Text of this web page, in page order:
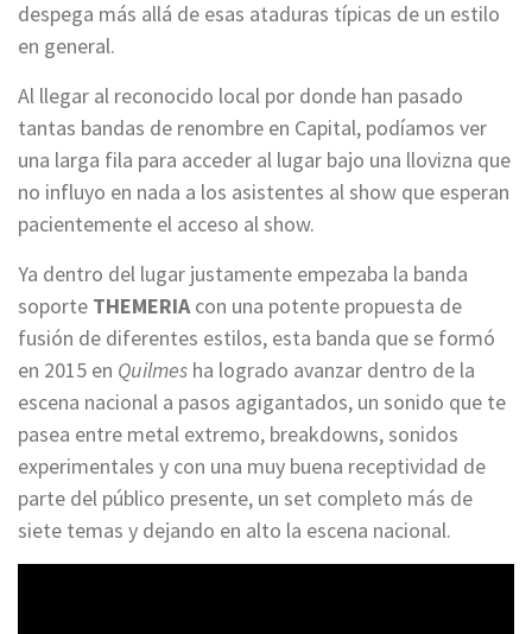
despega más allá de esas ataduras típicas de un estilo
en general.
Al llegar al reconocido local por donde han pasado
tantas bandas de renombre en Capital, podíamos ver
una larga fila para acceder al lugar bajo una llovizna que
no influyo en nada a los asistentes al show que esperan
pacientemente el acceso al show.
Ya dentro del lugar justamente empezaba la banda
soporte THEMERIAcon una potente propuesta de
fusión de diferentes estilos, esta banda que se formó
en 2015 en Quilmes ha logrado avanzar dentro de la
escena nacional a pasos agigantados, un sonido que te
pasea entre metal extremo, breakdowns, sonidos
experimentales y con una muy buena receptividad de
parte del público presente, un set completo más de
siete temas y dejando en alto la escena nacional.